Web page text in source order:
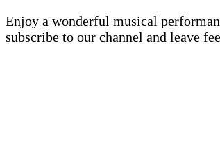
Enjoy a wonderful musical
subscribe to our channel and leave